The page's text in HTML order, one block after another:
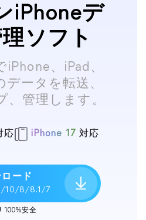
iPhoneデ
ソフト
iPhone、iPad、
ータを転送、
、管理します。
応 iPhone 17 対応
ード
10/8/8.1/7
100%安全